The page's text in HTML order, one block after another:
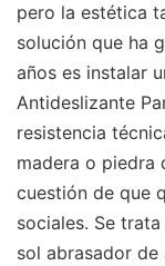
pero la estética
solución que ha
años es instalar
Antideslizante
resistencia
madera o piedra
cuestión de que
sociales. Se
sol abrasador de